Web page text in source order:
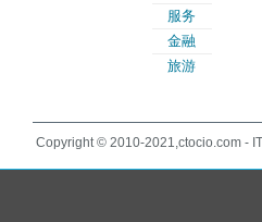
服务
金融
旅游
Copyright © 2010-2021,ctocio.com -